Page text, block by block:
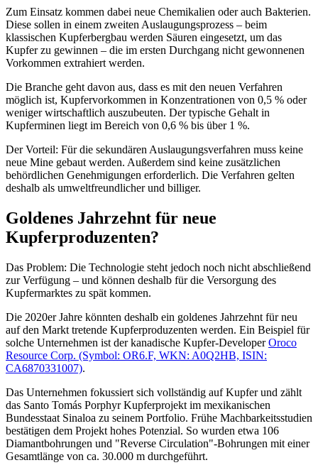
Zum Einsatz kommen dabei neue Chemikalien oder auch Bakterien.
Diese sollen in einem zweiten Auslaugungsprozess – beim
klassischen Kupferbergbau werden Säuren eingesetzt, um das
Kupfer zu gewinnen – die im ersten Durchgang nicht gewonnenen
Vorkommen extrahiert werden.
Die Branche geht davon aus, dass es mit den neuen Verfahren
möglich ist, Kupfervorkommen in Konzentrationen von 0,5 % oder
weniger wirtschaftlich auszubeuten. Der typische Gehalt in
Kupferminen liegt im Bereich von 0,6 % bis über 1 %.
Der Vorteil: Für die sekundären Auslaugungsverfahren muss keine
neue Mine gebaut werden. Außerdem sind keine zusätzlichen
behördlichen Genehmigungen erforderlich. Die Verfahren gelten
deshalb als umweltfreundlicher und billiger.
Goldenes Jahrzehnt für neue
Kupferproduzenten?
Das Problem: Die Technologie steht jedoch noch nicht abschließend
zur Verfügung – und können deshalb für die Versorgung des
Kupfermarktes zu spät kommen.
Die 2020er Jahre könnten deshalb ein goldenes Jahrzehnt für neu
auf den Markt tretende Kupferproduzenten werden. Ein Beispiel für
solche Unternehmen ist der kanadische Kupfer-DeveloperOroco
Resource Corp. (Symbol: OR6.F, WKN: A0Q2HB, ISIN:
CA6870331007).
Das Unternehmen fokussiert sich vollständig auf Kupfer und zählt
das Santo Tomás Porphyr Kupferprojekt im mexikanischen
Bundesstaat Sinaloa zu seinem Portfolio. Frühe Machbarkeitsstudien
bestätigen dem Projekt hohes Potenzial. So wurden etwa 106
Diamantbohrungen und "Reverse Circulation"-Bohrungen mit einer
Gesamtlänge von ca. 30.000 m durchgeführt.